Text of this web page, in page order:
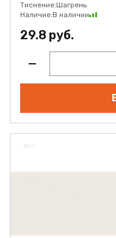
Тиснение:Шагрень
Наличие:В наличии
29.8 руб.